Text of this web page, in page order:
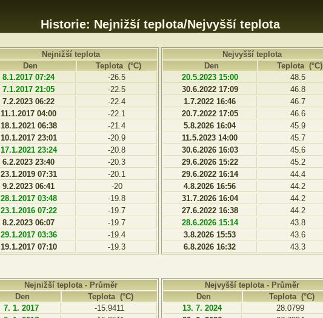
Historie: Nejnižší teplota/Nejvyšší teplota
Nejnižší teplota
Den
Teplota (°C)
8.1.2017 07:24
-26.5
7.1.2017 21:05
-22.5
7.2.2023 06:22
-22.4
11.1.2017 04:00
-22.1
18.1.2021 06:38
-21.4
10.1.2017 23:01
-20.9
17.1.2021 23:24
-20.8
6.2.2023 23:40
-20.3
23.1.2019 07:31
-20.1
9.2.2023 06:41
-20
28.1.2017 03:48
-19.8
23.1.2016 07:22
-19.7
8.2.2023 06:07
-19.7
29.1.2017 03:36
-19.4
19.1.2017 07:10
-19.3
Nejnižší teplota - Průměr
Den
Teplota (°C)
7. 1. 2017
-15.9411
Nejvyšší teplota
Den
Teplota (°C)
20.5.2023 15:00
48.5
30.6.2022 17:09
46.8
1.7.2022 16:46
46.7
20.7.2022 17:05
46.6
5.8.2026 16:04
45.9
11.5.2023 14:00
45.7
30.6.2026 16:03
45.6
29.6.2026 15:22
45.2
29.6.2022 16:14
44.4
4.8.2026 16:56
44.2
31.7.2026 16:04
44.2
27.6.2022 16:38
44.2
28.6.2026 15:14
43.8
3.8.2026 15:53
43.6
6.8.2026 16:32
43.3
Nejvyšší teplota - Průměr
Den
Teplota (°C)
13. 7. 2024
28.0799